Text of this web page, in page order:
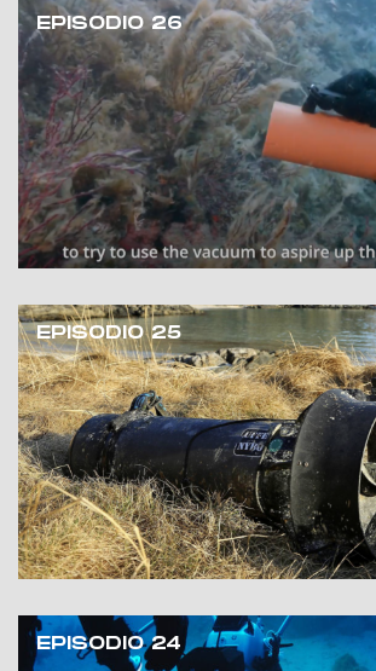
EPISODIO 26
EPISODIO 25
EPISODIO 24